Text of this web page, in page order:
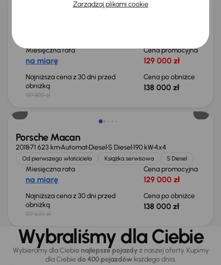
Miesięczna rata
na miarę
Cena promocyjna
129 000 zł
Najniższa cena z 30 dni przed
obniżką
139 800 zł
Cena po obniżce
138 000 zł
Możliwość odliczenia VAT
Porsche Macan
201871 623 kmAutomatDieselS Diesel190 kW4x4
Od pierwszego właściciela Książka serwisowa S Diesel
Miesięczna rata
na miarę
Cena promocyjna
129 000 zł
Najniższa cena z 30 dni przed
obniżką
137 600 zł
Cena po obniżce
138 000 zł
Wybraliśmy dla Ciebie
Wybieramy dla Ciebie najlepsze pojazdy z naszej oferty. Kupimy
dla Ciebiedo 400 pojazdówkażdego dnia.
Zarządzaj plikami cookie